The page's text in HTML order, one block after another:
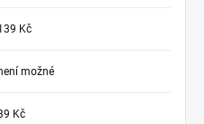
Kč
možné
Kč